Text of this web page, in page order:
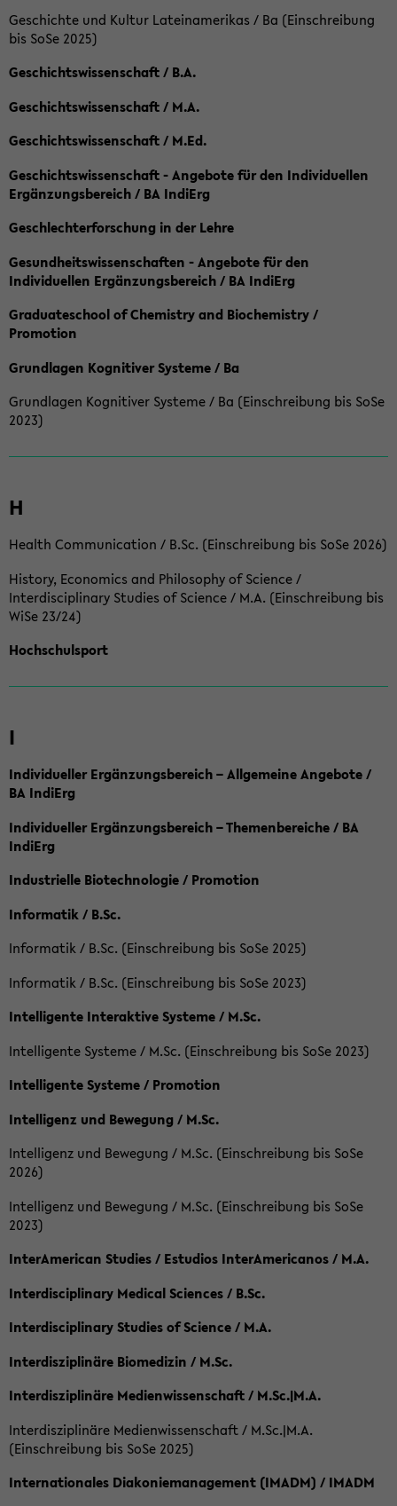
Geschichte und Kultur Lateinamerikas / Ba (Einschreibung
bis SoSe 2025)
Geschichtswissenschaft / B.A.
Geschichtswissenschaft / M.A.
Geschichtswissenschaft / M.Ed.
Geschichtswissenschaft - Angebote für den Individuellen
Ergänzungsbereich / BA IndiErg
Geschlechterforschung in der Lehre
Gesundheitswissenschaften - Angebote für den
Individuellen Ergänzungsbereich / BA IndiErg
Graduateschool of Chemistry and Biochemistry /
Promotion
Grundlagen Kognitiver Systeme / Ba
Grundlagen Kognitiver Systeme / Ba (Einschreibung bis SoSe
2023)
H
Health Communication / B.Sc. (Einschreibung bis SoSe 2026)
History, Economics and Philosophy of Science /
Interdisciplinary Studies of Science / M.A. (Einschreibung bis
WiSe 23/24)
Hochschulsport
I
Individueller Ergänzungsbereich – Allgemeine Angebote /
BA IndiErg
Individueller Ergänzungsbereich – Themenbereiche / BA
IndiErg
Industrielle Biotechnologie / Promotion
Informatik / B.Sc.
Informatik / B.Sc. (Einschreibung bis SoSe 2025)
Informatik / B.Sc. (Einschreibung bis SoSe 2023)
Intelligente Interaktive Systeme / M.Sc.
Intelligente Systeme / M.Sc. (Einschreibung bis SoSe 2023)
Intelligente Systeme / Promotion
Intelligenz und Bewegung / M.Sc.
Intelligenz und Bewegung / M.Sc. (Einschreibung bis SoSe
2026)
Intelligenz und Bewegung / M.Sc. (Einschreibung bis SoSe
2023)
InterAmerican Studies / Estudios InterAmericanos / M.A.
Interdisciplinary Medical Sciences / B.Sc.
Interdisciplinary Studies of Science / M.A.
Interdisziplinäre Biomedizin / M.Sc.
Interdisziplinäre Medienwissenschaft / M.Sc.|M.A.
Interdisziplinäre Medienwissenschaft / M.Sc.|M.A.
(Einschreibung bis SoSe 2025)
Internationales Diakoniemanagement (IMADM) / IMADM